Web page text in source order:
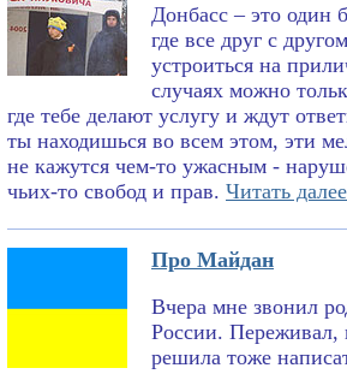
Донбасс – это один
где все друг с
устроиться на
случаях можно
где тебе делают услугу и ждут
ты находишься во всем этом, эти
не кажутся чем-то ужасным -
чьих-то свобод и прав. Читать
Про Майдан
Вчера мне звонил
России. Переживал,
решила тоже